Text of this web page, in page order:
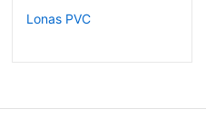
Lonas PVC